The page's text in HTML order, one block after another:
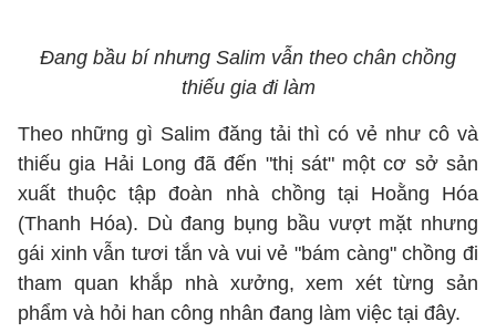
Đang bầu bí nhưng Salim vẫn theo chân chồng
thiếu gia đi làm
Theo những gì Salim đăng tải thì có vẻ như cô và
thiếu gia Hải Long đã đến "thị sát" một cơ sở sản
xuất thuộc tập đoàn nhà chồng tại Hoằng Hóa
(Thanh Hóa). Dù đang bụng bầu vượt mặt nhưng
gái xinh vẫn tươi tắn và vui vẻ "bám càng" chồng đi
tham quan khắp nhà xưởng, xem xét từng sản
phẩm và hỏi han công nhân đang làm việc tại đây.